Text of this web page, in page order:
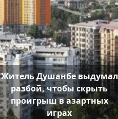
Житель Душанбе выдумал
разбой, чтобы скрыть
проигрыш в азартных
играх